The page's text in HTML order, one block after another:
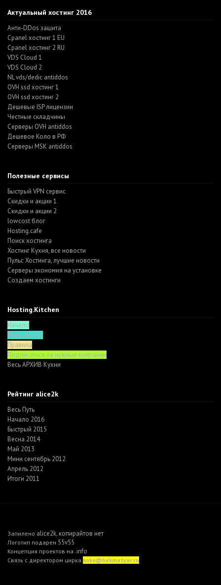
Актуальный хостинг 2016
Анти-DDos защита
Cpanel хостинг 1 EU
Cpanel хостинг 2 RU
VDS Cloud 1
VDS Cloud 2
NL vds/dedic antiddos
OVH ssd хостинг 1
OVH ssd хостинг 2
Дешевые ISP лицензии
Честные складчины
Серверы OVH antiddos
Дешевое Коло в РФ
Серверы MSK antiddos
Полезные сервисы
Быстрый VPN сервис
Скидки и акции 1
Скидки и акции 2
lowcost блог
Hosting.cafe
Поиск хостинга
Хостинг Кухня, все новости
Пульс Хостинга, лучшие новости
Серверы экономия на установке
Создаем хостинги
Hosting.Kitchen
Начало
Функционал
Правила
Подписаться на нужные компании
Весь АРХИВ Кухни
Рейтинг alice2k
Весь Путь
Начало 2016
Быстрый 2015
Весна 2014
Май 2013
Мини сентябрь 2012
Апрель 2012
Итоги 2011
Запилено alice2k, копирайтов нет
Логотип подарен 55v55
Концепция проектов на .info
Связь с директором цирка koko@hekmatyar.ru